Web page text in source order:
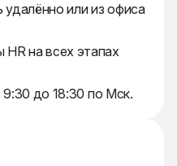
или из офиса
на всех этапах
9:30 до 18:30 по Мск.